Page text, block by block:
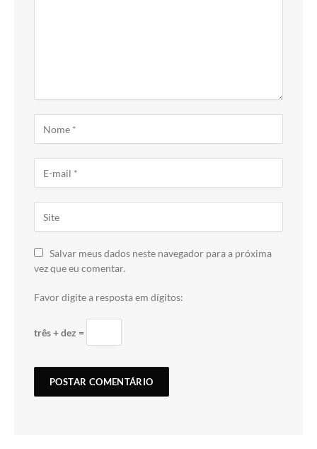
Salvar meus dados neste navegador para a próxima
vez que eu comentar.
Favor digite a resposta em dígitos:
três + dez =